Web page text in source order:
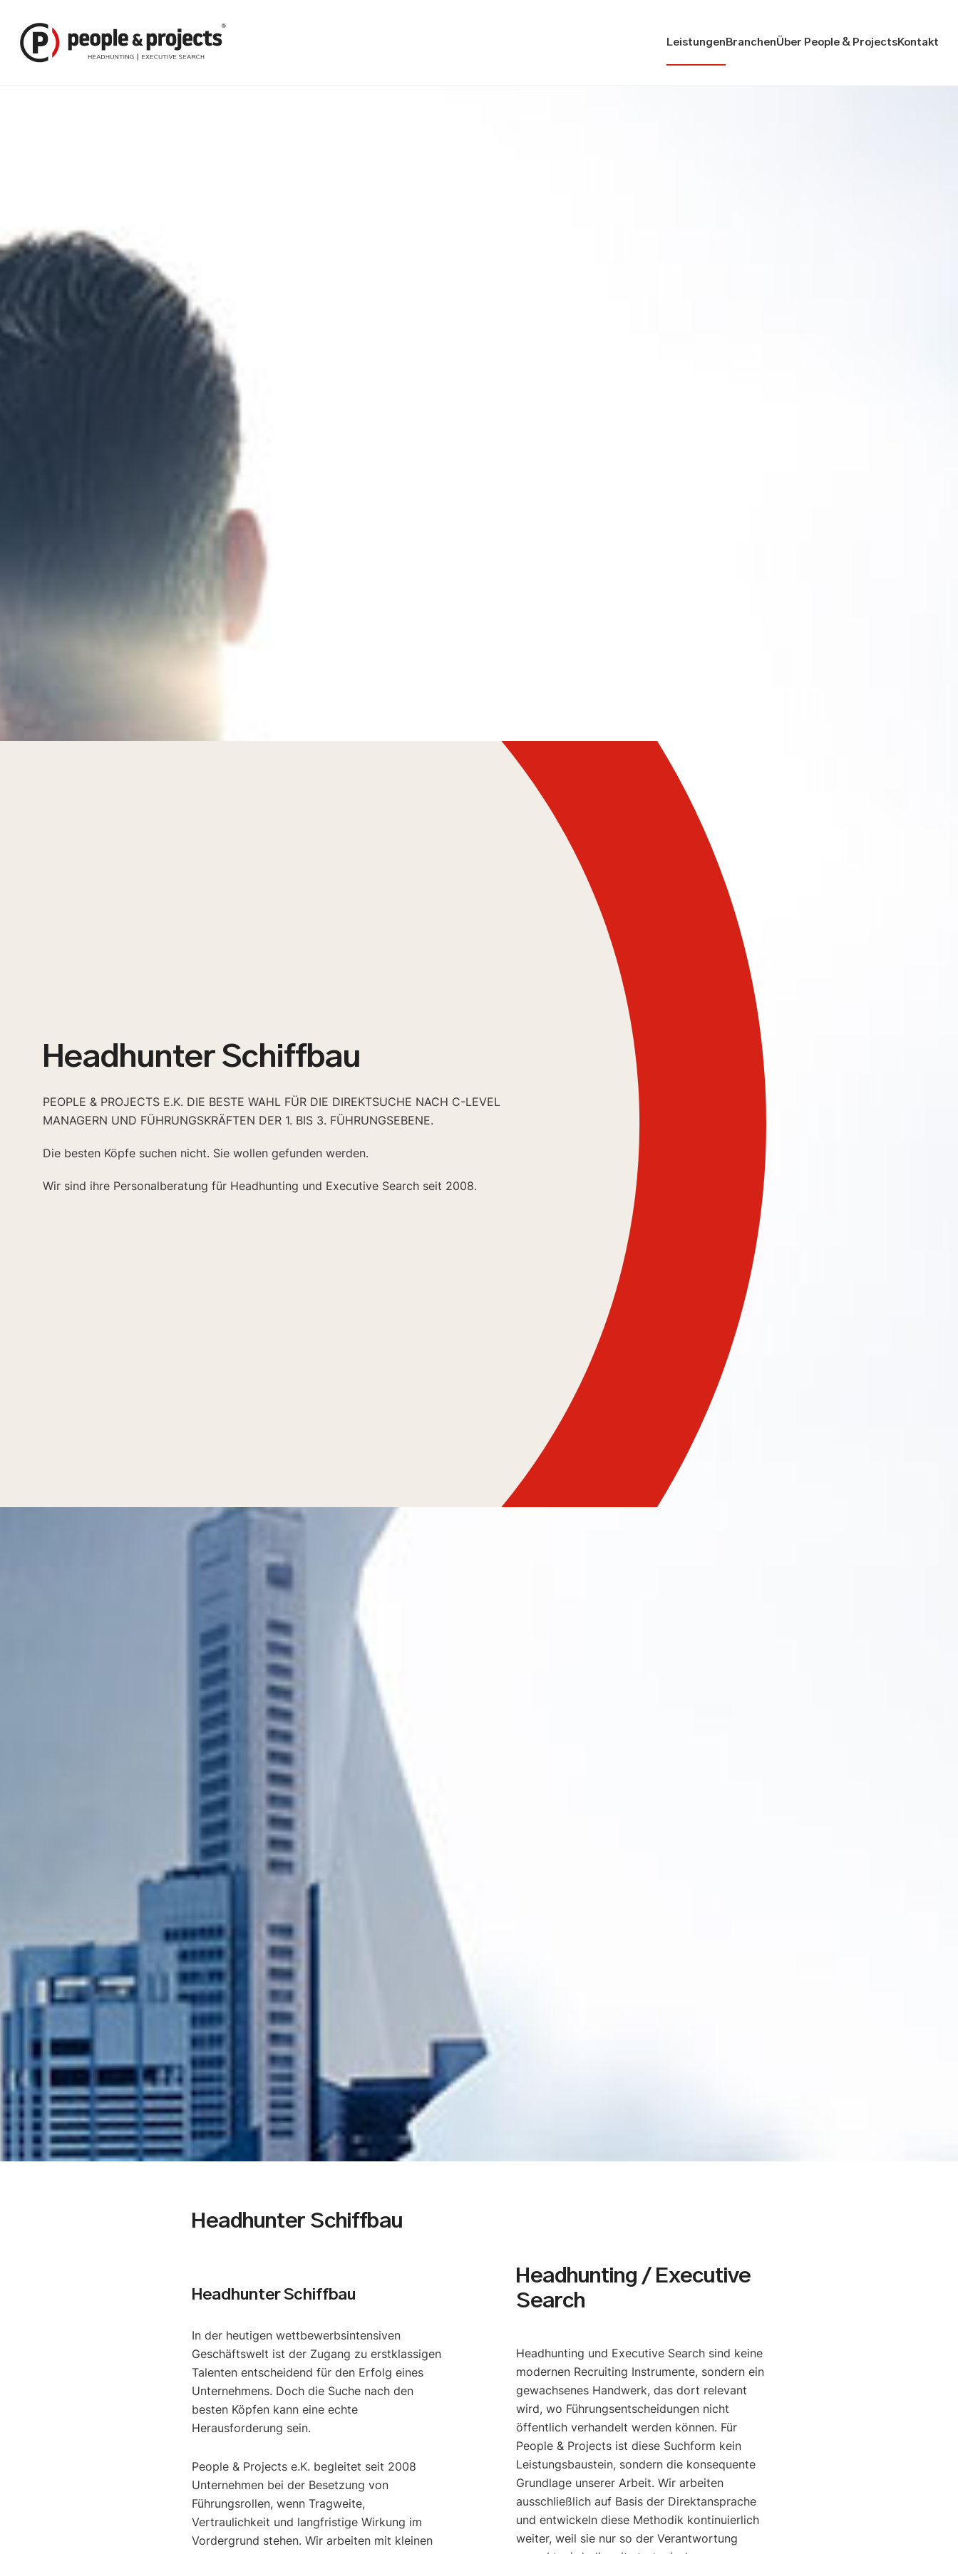
Leistungen BranchenÜber People & Projects Kontakt
Headhunter Schiffbau
PEOPLE & PROJECTS E.K. DIE BESTE WAHL FÜR DIE DIREKTSUCHE NACH C-LEVEL
MANAGERN UND FÜHRUNGSKRÄFTEN DER 1. BIS 3. FÜHRUNGSEBENE.
Die besten Köpfe suchen nicht. Sie wollen gefunden werden.
Wir sind ihre Personalberatung für Headhunting und Executive Search seit 2008.
Headhunter Schiffbau
Headhunter Schiffbau
In der heutigen wettbewerbsintensiven
Geschäftswelt ist der Zugang zu erstklassigen
Talenten entscheidend für den Erfolg eines
Unternehmens. Doch die Suche nach den
besten Köpfen kann eine echte
Herausforderung sein.
People & Projects e.K. begleitet seit 2008
Unternehmen bei der Besetzung von
Führungsrollen, wenn Tragweite,
Vertraulichkeit und langfristige Wirkung im
Vordergrund stehen. Wir arbeiten mit kleinen
Headhunting / Executive
Search
Headhunting und Executive Search sind keine
modernen Recruiting Instrumente, sondern ein
gewachsenes Handwerk, das dort relevant
wird, wo Führungsentscheidungen nicht
öffentlich verhandelt werden können. Für
People & Projects ist diese Suchform kein
Leistungsbaustein, sondern die konsequente
Grundlage unserer Arbeit. Wir arbeiten
ausschließlich auf Basis der Direktansprache
und entwickeln diese Methodik kontinuierlich
weiter, weil sie nur so der Verantwortung